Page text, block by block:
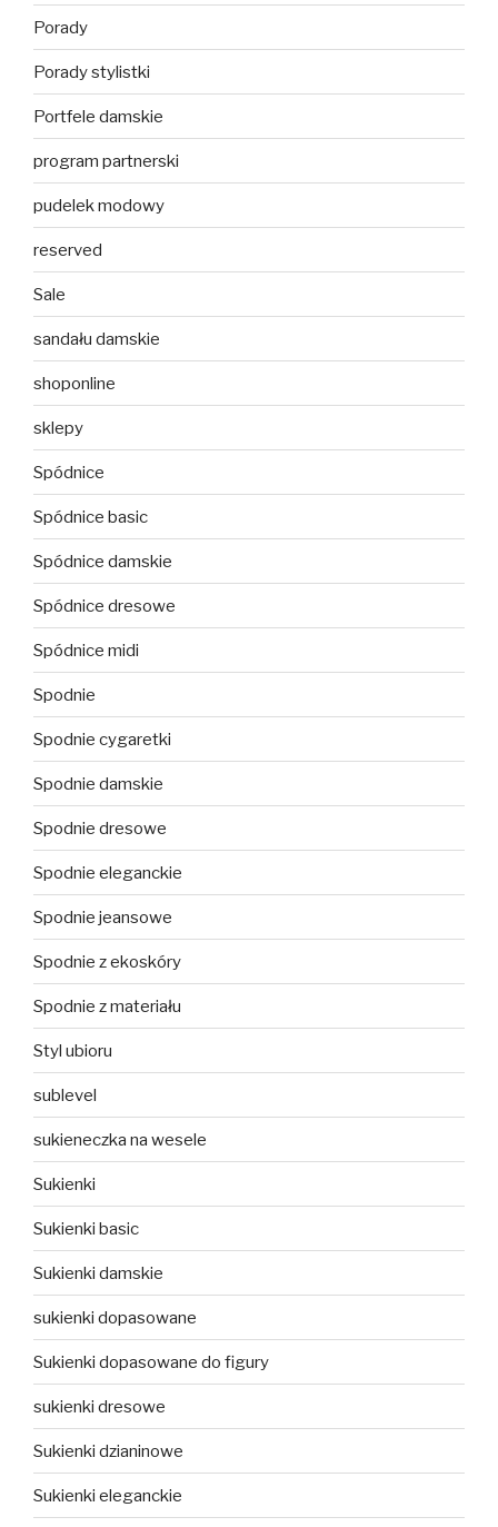
Porady
Porady stylistki
Portfele damskie
program partnerski
pudelek modowy
reserved
Sale
sandału damskie
shoponline
sklepy
Spódnice
Spódnice basic
Spódnice damskie
Spódnice dresowe
Spódnice midi
Spodnie
Spodnie cygaretki
Spodnie damskie
Spodnie dresowe
Spodnie eleganckie
Spodnie jeansowe
Spodnie z ekoskóry
Spodnie z materiału
Styl ubioru
sublevel
sukieneczka na wesele
Sukienki
Sukienki basic
Sukienki damskie
sukienki dopasowane
Sukienki dopasowane do figury
sukienki dresowe
Sukienki dzianinowe
Sukienki eleganckie